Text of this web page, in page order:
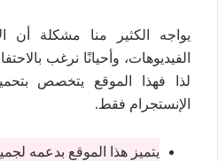
يواجه الكثير منا مشكلة أن
الفيديوهات، وأحيانًا نرغب
لذا فهذا الموقع يتخصص
الإنستجرام فقط.
يتميز هذا الموقع بدعمه